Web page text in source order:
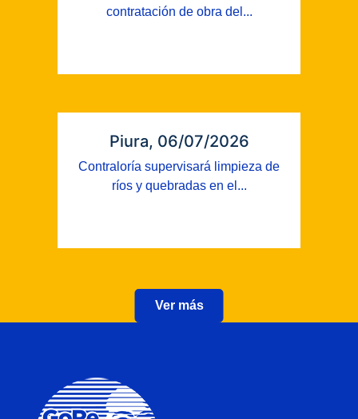
contratación de obra del...
Piura, 06/07/2026
Contraloría supervisará limpieza de
ríos y quebradas en el...
Ver más